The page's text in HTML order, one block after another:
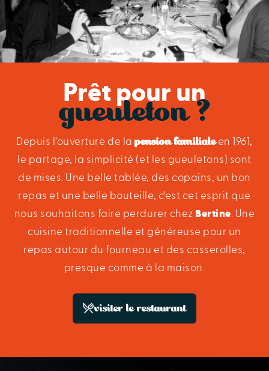
Prêt pour un
gueuleton ?
Depuis l’ouverture de lapension familialeen 1961,
le partage, la simplicité (et les gueuletons) sont
de mises. Une belle tablée, des copains, un bon
repas et une belle bouteille, c’est cet esprit que
nous souhaitons faire perdurer chez Bertine . Une
cuisine traditionnelle et généreuse pour un
repas autour du fourneau et des casserolles,
presque comme à la maison.
visiter le restaurant